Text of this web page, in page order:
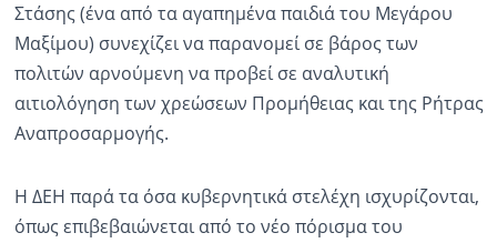
Ραδιόφωνο LIVE
Εκπομπές
Πολιτισμός
Στάσης (ένα από τα αγαπημένα παιδιά του Μεγάρου
Μαξίμου) συνεχίζει να παρανομεί σε βάρος των
πολιτών αρνούμενη να προβεί σε αναλυτική
αιτιολόγηση των χρεώσεων Προμήθειας και της Ρήτρας
Αναπροσαρμογής.
Η ΔΕΗ παρά τα όσα κυβερνητικά στελέχη ισχυρίζονται,
όπως επιβεβαιώνεται από το νέο πόρισμα του